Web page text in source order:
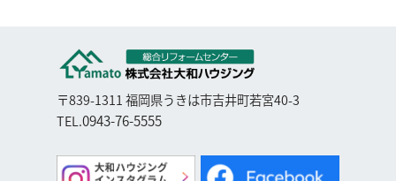
〒839-1311 福岡県うきは市吉井町若宮40-3
TEL.0943-76-5555